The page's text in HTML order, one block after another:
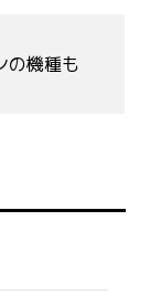
の機種も